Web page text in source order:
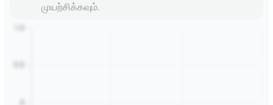
முயற்சிக்கவும்.